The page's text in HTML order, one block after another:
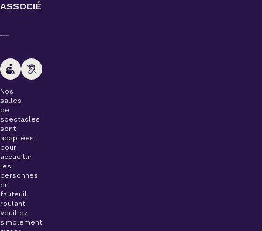
ASSOCIÉ
Nos
salles
de
spectacles
sont
adaptées
pour
accueillir
les
personnes
en
fauteuil
roulant.
Veuillez
simplement